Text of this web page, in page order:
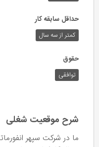
حداقل سابقه کار
کمتر از سه سال
حقوق
توافقی
شرح موقعیت شغلی
ما در شرکت سپهر